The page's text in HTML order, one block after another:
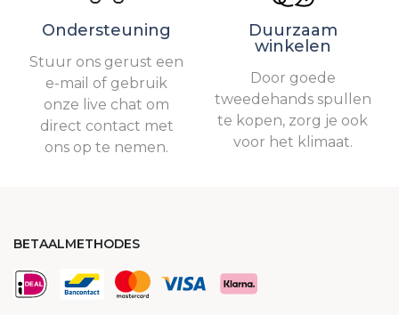
Ondersteuning
Stuur ons gerust een
e-mail of gebruik
onze live chat om
direct contact met
ons op te nemen.
Duurzaam
winkelen
Door goede
tweedehands spullen
te kopen, zorg je ook
voor het klimaat.
BETAALMETHODES